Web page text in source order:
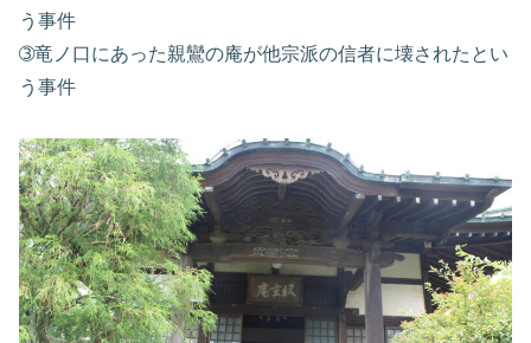
う事件
➂竜ノ口にあった親鸞の庵が他宗派の信者に壊されたとい
う事件